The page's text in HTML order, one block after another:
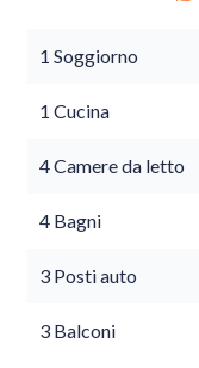
1 Soggiorno
1 Cucina
4 Camere da letto
4 Bagni
3 Posti auto
3 Balconi